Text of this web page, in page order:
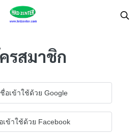
รสมาชิก
อเข้าใช้ด้วย Google
เข้าใช้ด้วย Facebook